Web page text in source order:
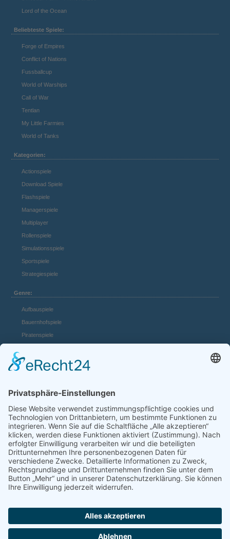
Lord of the Ocean
Beliebteste Spiele:
Forge of Empires
Conflict of Nations
Fussballcup
World of Warships
Call of War
Tentlan
My Little Farmies
World of Tanks
Kategorien:
Actionspiele
Download Spiele
Flashspiele
Managerspiele
Multiplayer
Rollenspiele
Simulationsspiele
Sportspiele
Strategiespiele
Genre:
Aufbauspiele
Bauernhofspiele
Piratenspiele
Mädchenspiele
Panzerspiele
Tierspiele
Weltraumspiele
Links:
Game Server mieten
FAQ und Hilfe
Spiele Payments
browserspiele.fm